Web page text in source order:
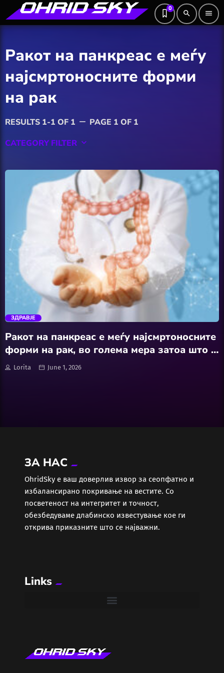
0
search menu
Ракот на панкреас е меѓу
најсмртоносните форми
на рак
RESULTS 1-1 OF 1 remove PAGE 1 OF 1
CATEGORY FILTER keyboard_arrow_down
Hobby
Wellness
АвтоКлуб
Балкан
Еротика
Забава
Здравје
Колумни
Лајфстајл
trending_flat
ЗДРАВЈЕ
Ракот на панкреас е меѓу најсмртоносните
форми на рак, во голема мера затоа што е
тешко да се открие пред да почне да се
Lorita June 1, 2026
ЗА НАС
ОhridSky е ваш доверлив извор за сеопфатно и
избалансирано покривање на вестите. Со
посветеност на интегритет и точност,
обезбедуваме длабинско известување кое ги
открива приказните што се најважни.
Links